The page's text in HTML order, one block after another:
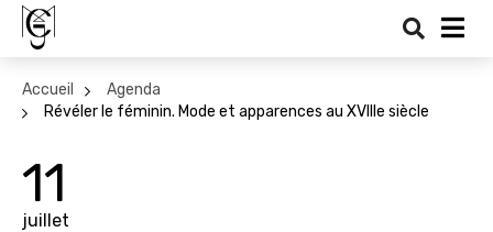
Accueil
Agenda
Révéler le féminin. Mode et apparences au XVIIIe siècle
11
juillet